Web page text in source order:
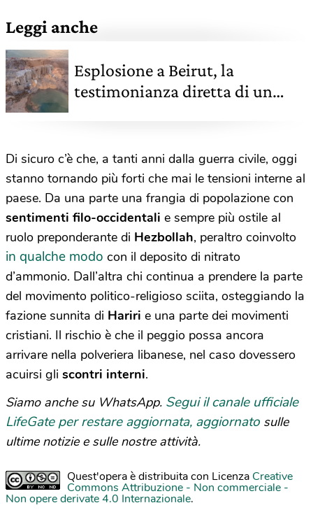
Leggi anche
Esplosione a Beirut, la
testimonianza diretta di un
Di sicuro c’è che, a tanti anni dalla guerra civile, oggi
stanno tornando più forti che mai le tensioni interne al
paese. Da una parte una frangia di popolazione con
sentimenti filo-occidentali e sempre più ostile al
ruolo preponderante di Hezbollah, peraltro coinvolto
in qualche modo con il deposito di nitrato
d’ammonio. Dall’altra chi continua a prendere la parte
del movimento politico-religioso sciita, osteggiando la
fazione sunnita di Hariri e una parte dei movimenti
cristiani. Il rischio è che il peggio possa ancora
arrivare nella polveriera libanese, nel caso dovessero
acuirsi gli scontri interni.
Siamo anche su WhatsApp. Segui il canale ufficiale
LifeGate per restare aggiornata, aggiornato sulle
ultime notizie e sulle nostre attività.
Quest'opera è distribuita con Licenza Creative
Commons Attribuzione - Non commerciale -
Non opere derivate 4.0 Internazionale.